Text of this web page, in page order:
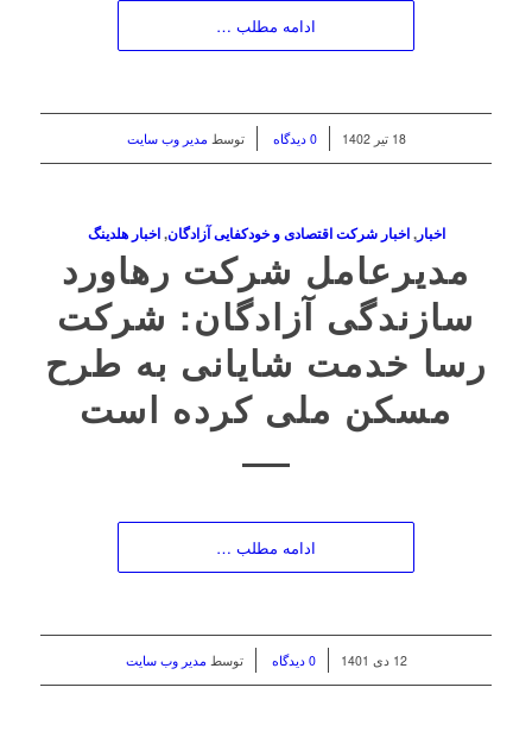
ادامه مطلب …
18 تیر 1402/ 0 دیدگاه توسط مدیر وب سایت
اخبار,اخبار شرکت اقتصادی و خودکفایی آزادگان,اخبار هلدینگ
مدیرعامل شرکت رهاورد
سازندگی آزادگان: شرکت
رسا خدمت شایانی به طرح
مسکن ملی کرده است
ادامه مطلب …
12 دی 1401
/ 0 دیدگاه توسط مدیر وب سایت